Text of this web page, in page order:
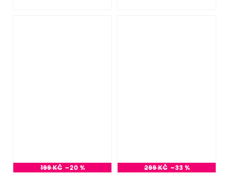
199 KČ –20 % 299 KČ –33 %